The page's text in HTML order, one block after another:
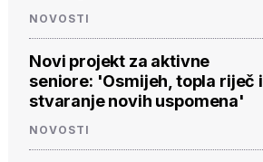
NOVOSTI
Novi projekt za aktivne
seniore: 'Osmijeh, topla riječ i
stvaranje novih uspomena'
NOVOSTI